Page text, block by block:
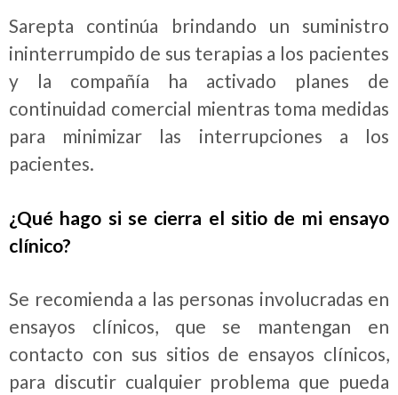
Sarepta continúa brindando un suministro
ininterrumpido de sus terapias a los pacientes
y la compañía ha activado planes de
continuidad comercial mientras toma medidas
para minimizar las interrupciones a los
pacientes.
¿Qué hago si se cierra el sitio de mi ensayo
clínico?
Se recomienda a las personas involucradas en
ensayos clínicos, que se mantengan en
contacto con sus sitios de ensayos clínicos,
para discutir cualquier problema que pueda